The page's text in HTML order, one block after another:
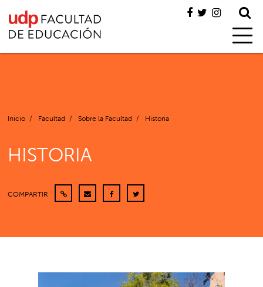
Inicio / Facultad / Sobre la Facultad / Historia
HISTORIA
COMPARTIR